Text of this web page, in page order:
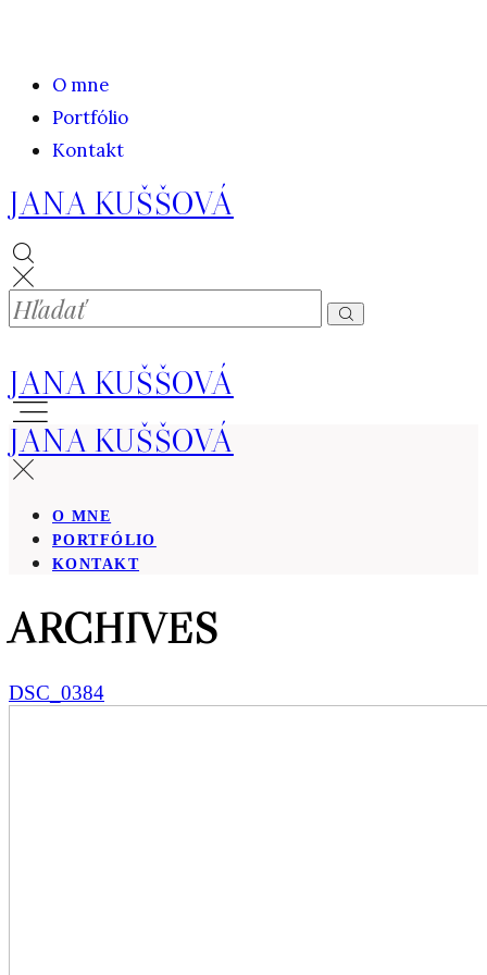
O mne
Portfólio
Kontakt
JANA KUŠŠOVÁ
JANA KUŠŠOVÁ
JANA KUŠŠOVÁ
O MNE
PORTFÓLIO
KONTAKT
ARCHIVES
DSC_0384